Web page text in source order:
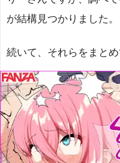
が結構見つかりました。
続いて、それらをまと